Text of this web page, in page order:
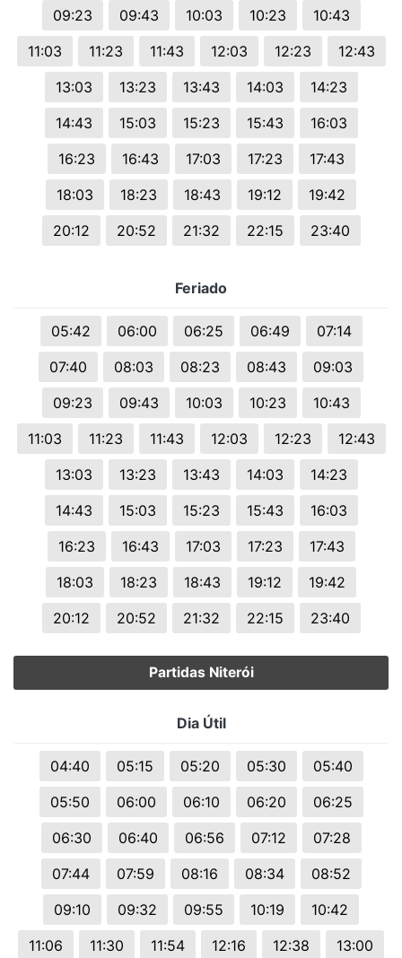
09:23
09:43 10:03 10:23
10:43
11:03
11:23 11:43 12:03 12:23
12:43
13:03
13:23 13:43 14:03
14:23
14:43
15:03 15:23 15:43
16:03
16:23
16:43 17:03 17:23
17:43
18:03
18:23 18:43 19:12
19:42
20:12
20:52 21:32 22:15 23:40
Feriado
05:42 06:00 06:25 06:49
07:14
07:40
08:03 08:23 08:43
09:03
09:23
09:43 10:03 10:23
10:43
11:03
11:23 11:43 12:03 12:23
12:43
13:03
13:23 13:43 14:03
14:23
14:43
15:03 15:23 15:43
16:03
16:23
16:43 17:03 17:23
17:43
18:03
18:23 18:43 19:12
19:42
20:12
20:52 21:32 22:15 23:40
Partidas Niterói
Dia Útil
04:40 05:15 05:20 05:30
05:40
05:50
06:00 06:10 06:20
06:25
06:30
06:40 06:56 07:12
07:28
07:44
07:59 08:16 08:34
08:52
09:10
09:32 09:55 10:19
10:42
11:06
11:30 11:54 12:16 12:38 13:00